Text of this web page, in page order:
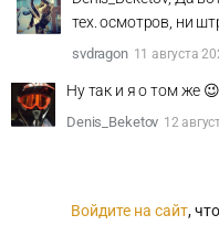
тех. осмотров, ни
svdragon 11 августа
Ну так и я о том же 😉
Denis_Beketov 12
Войдите на сайт,